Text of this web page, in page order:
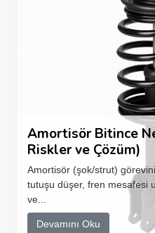
Amortisör Bitince
Riskler ve Çözüm)
Amortisör (şok/strut)
tutuşu düşer, fren mesafesi
ve...
Devamını Oku